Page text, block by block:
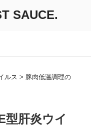
SAUCE.
ルス > 豚肉低温調理の
型肝炎ウイ